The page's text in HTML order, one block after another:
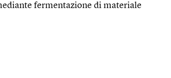
fermentazione di materiale